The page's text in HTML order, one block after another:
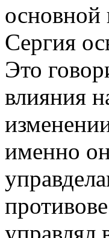
основной
Сергия
Это
влияния
именно
управлял